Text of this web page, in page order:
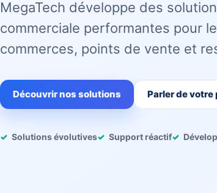
MegaTech développe des
commerciale performantes pour
commerces, points de vente et
Découvrir nos solutions Parler de votre
Solutions évolutives Support réactif